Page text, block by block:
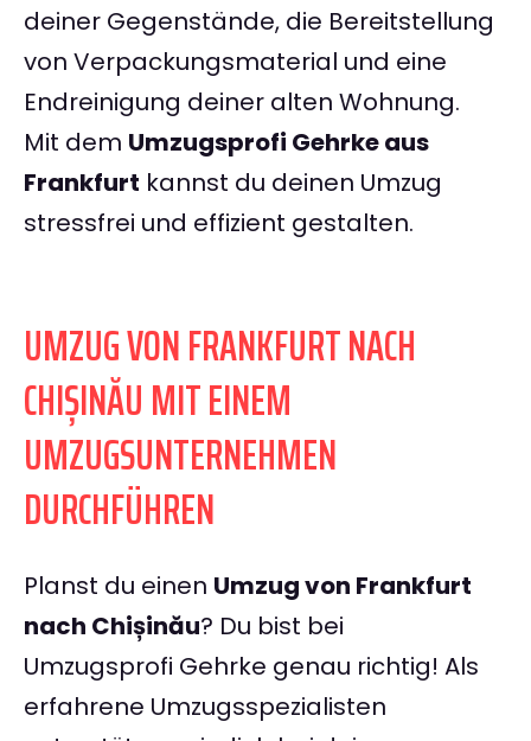
deiner Gegenstände, die Bereitstellung
von Verpackungsmaterial und eine
Endreinigung deiner alten Wohnung.
Mit dem Umzugsprofi Gehrke aus
Frankfurt kannst du deinen Umzug
stressfrei und effizient gestalten.
UMZUG VON FRANKFURT NACH
CHIȘINĂU MIT EINEM
UMZUGSUNTERNEHMEN
DURCHFÜHREN
Planst du einen Umzug von Frankfurt
nach Chișinău? Du bist bei
Umzugsprofi Gehrke genau richtig! Als
erfahrene Umzugsspezialisten